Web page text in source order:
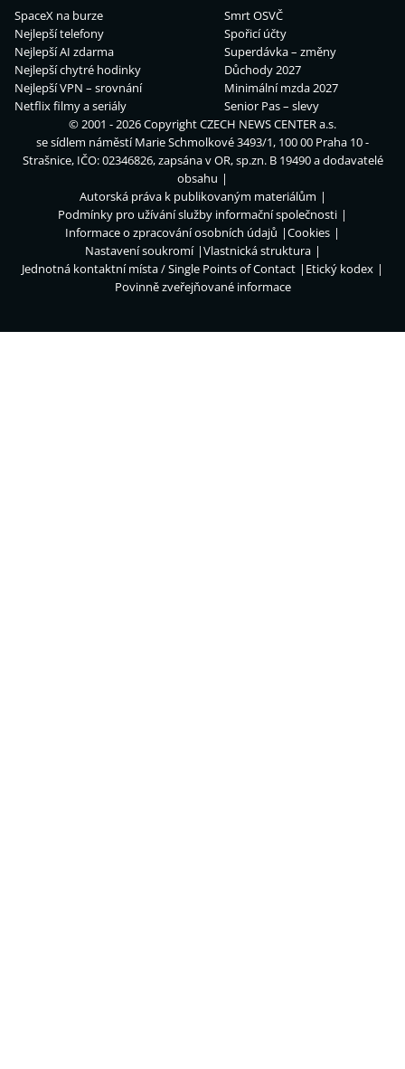
SpaceX na burze
Nejlepší telefony
Nejlepší AI zdarma
Nejlepší chytré hodinky
Nejlepší VPN – srovnání
Netflix filmy a seriály
Smrt OSVČ
Spořicí účty
Superdávka – změny
Důchody 2027
Minimální mzda 2027
Senior Pas – slevy
© 2001 - 2026 CopyrightCZECH NEWS CENTER a.s.
se sídlem náměstí Marie Schmolkové 3493/1, 100 00 Praha 10 -
Strašnice, IČO: 02346826, zapsána v OR, sp.zn. B 19490 a dodavatelé
obsahu
Autorská práva k publikovaným materiálům
Podmínky pro užívání služby informační společnosti
Informace o zpracování osobních údajů
Cookies
Nastavení soukromí
Vlastnická struktura
Jednotná kontaktní místa / Single Points of Contact
Etický kodex
Povinně zveřejňované informace